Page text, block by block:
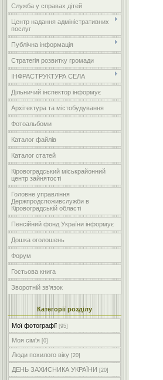
Служба у справах дітей
Центр надання адміністративних
послуг
Публічна інформація
Стратегія розвитку громади
ІНФРАСТРУКТУРА СЕЛА
Дільничий інспектор інформує
Архітектура та містобудування
Фотоальбоми
Каталог файлів
Каталог статей
Кіровоградський міськрайонний
центр зайнятості
Головне управління
Держпродспоживслужби в
Кіровоградській області
Пенсійний фонд України інформує
Дошка оголошень
Форум
Гостьова книга
Зворотній зв'язок
Категорії розділу
Мої фотографії [95]
Моя сім'я [0]
Люди похилого віку [20]
ДЕНЬ ЗАХИСНИКА УКРАЇНИ [20]